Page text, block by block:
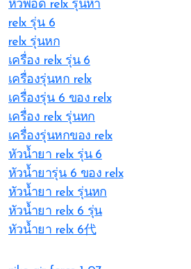
หัวพอด relx รุ่นห้า
relx รุ่น 6
relx รุ่นหก
เครื่อง relx รุ่น 6
เครื่องรุ่นหก relx
เครื่องรุ่น 6 ของ relx
เครื่อง relx รุ่นหก
เครื่องรุ่นหกของ relx
หัวน้ำยา relx รุ่น 6
หัวน้ำยารุ่น 6 ของ relx
หัวน้ำยา relx รุ่นหก
หัวน้ำยา relx 6 รุ่น
หัวน้ำยา relx 6代